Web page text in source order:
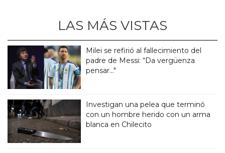
LAS MÁS VISTAS
Milei se refirió al fallecimiento del
padre de Messi: “Da vergüenza
pensar..."
Investigan una pelea que terminó
con un hombre herido con un arma
blanca en Chilecito